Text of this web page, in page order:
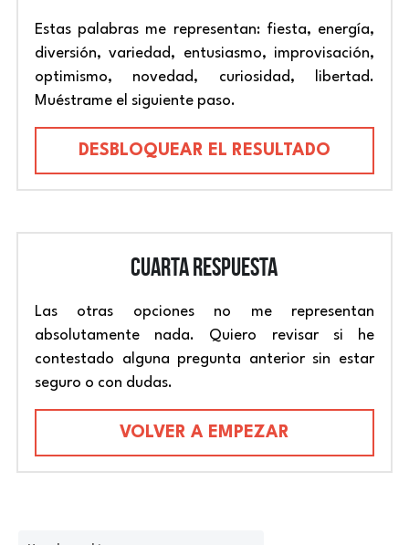
Estas palabras me representan: fiesta, energía,
diversión, variedad, entusiasmo, improvisación,
optimismo, novedad, curiosidad, libertad.
Muéstrame el siguiente paso.
DESBLOQUEAR EL RESULTADO
CUARTA RESPUESTA
Las otras opciones no me representan
absolutamente nada. Quiero revisar si he
contestado alguna pregunta anterior sin estar
seguro o con dudas.
VOLVER A EMPEZAR